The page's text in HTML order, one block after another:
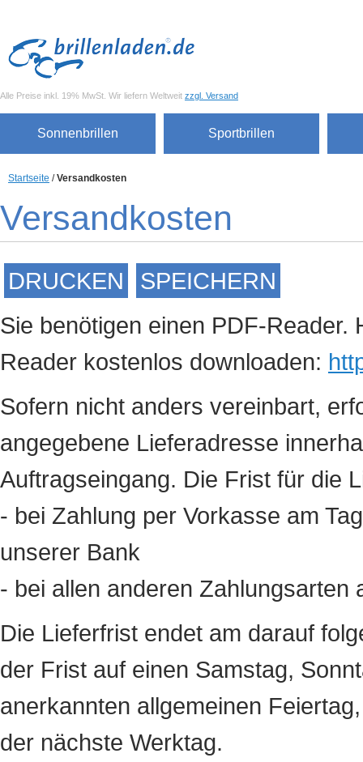
Alle Preise inkl. 19% MwSt. Wir liefern Weltweit zzgl. Versand
Sonnenbrillen Sportbrillen
Startseite /Versandkosten
Versandkosten
DRUCKEN
SPEICHERN
Sie benötigen einen PDF-Reader.
Reader kostenlos downloaden:
Sofern nicht anders vereinbart,
angegebene Lieferadresse
Auftragseingang. Die Frist für die
- bei Zahlung per Vorkasse am
unserer Bank
- bei allen anderen Zahlungsarten
Die Lieferfrist endet am darauf
der Frist auf einen Samstag,
anerkannten allgemeinen
der nächste Werktag.